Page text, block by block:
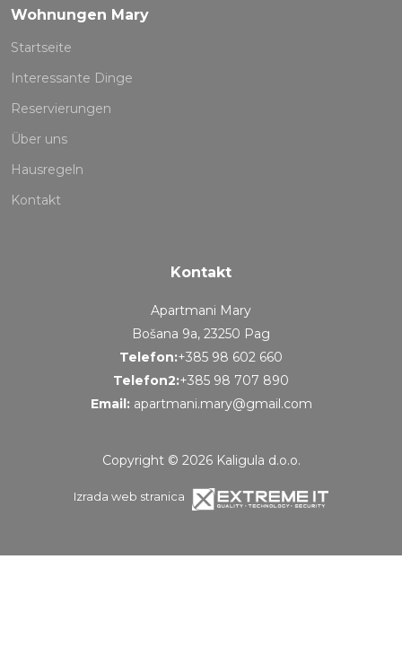
Wohnungen Mary
Startseite
Interessante Dinge
Reservierungen
Über uns
Hausregeln
Kontakt
Kontakt
Apartmani Mary
Bošana 9a, 23250 Pag
Telefon:+385 98 602 660
Telefon2:+385 98 707 890
Email: apartmani.mary@gmail.com
Copyright © 2026 Kaligula d.o.o.
Izrada web stranica